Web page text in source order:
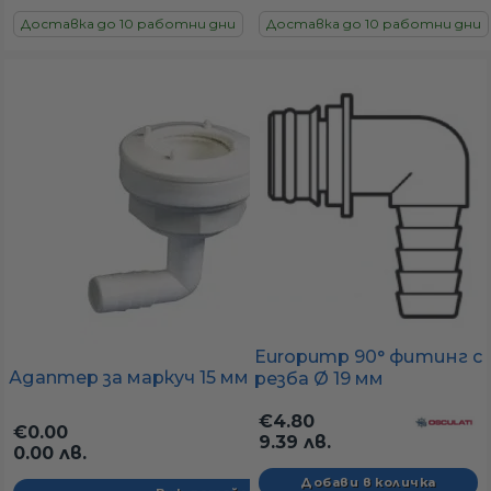
Доставка до 10 работни дни Доставка до 10 работни дни
Адаптер за маркуч 15 мм 90°
€0.00
0.00 лв.
Europump 90° фитинг с
резба Ø 19 мм
€4.80
9.39 лв.